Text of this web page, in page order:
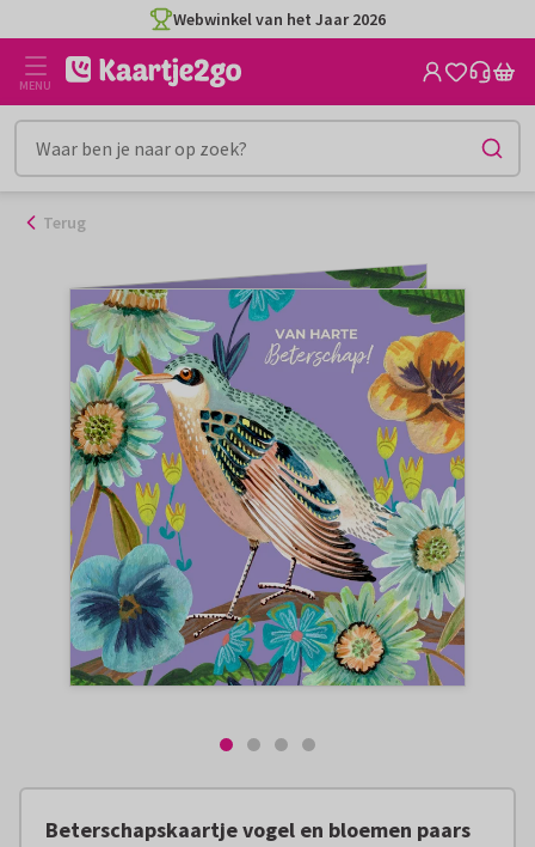
naar
inhoud
Webwinkel van het Jaar 2026
MENU
Terug
Beterschapskaartje vogel en bloemen paars